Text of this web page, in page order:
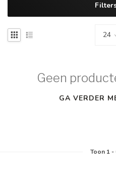
Geen
GA VERDER
Toon 1-